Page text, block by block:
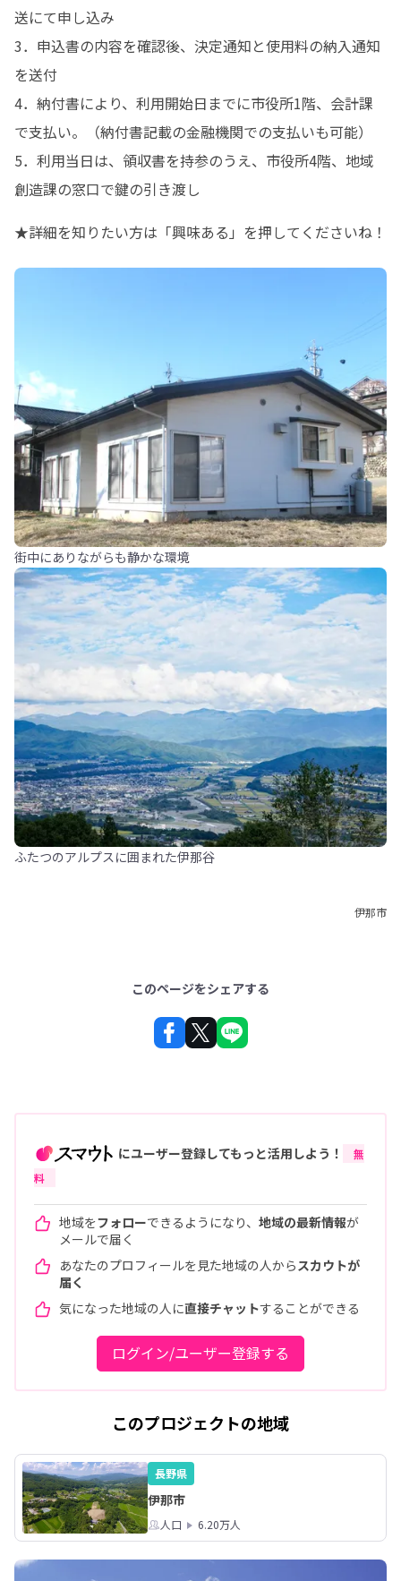
送にて申し込み
3．申込書の内容を確認後、決定通知と使用料の納入通知
を送付
4．納付書により、利用開始日までに市役所1階、会計課
で支払い。（納付書記載の金融機関での支払いも可能）
5．利用当日は、領収書を持参のうえ、市役所4階、地域
創造課の窓口で鍵の引き渡し
★詳細を知りたい方は「興味ある」を押してくださいね！
街中にありながらも静かな環境
ふたつのアルプスに囲まれた伊那谷
伊那市
このページをシェアする
にユーザー登録してもっと活用しよう！
無
料
地域をフォローできるようになり、 地域の最新情報が
メールで届く
あなたのプロフィールを見た地域の人から スカウトが
届く
気になった地域の人に直接チャットすることができる
ログイン/ユーザー登録する
このプロジェクトの地域
長野県
伊那市
人口 6.20万人